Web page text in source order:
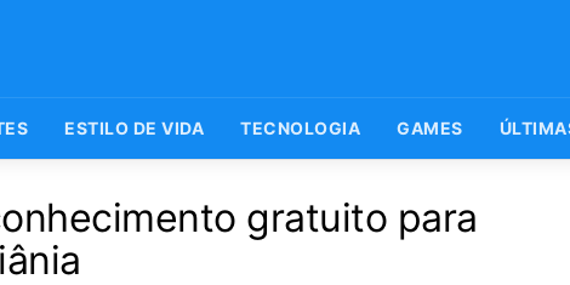
ESTILO DE VIDA TECNOLOGIA GAMES
gratuito para